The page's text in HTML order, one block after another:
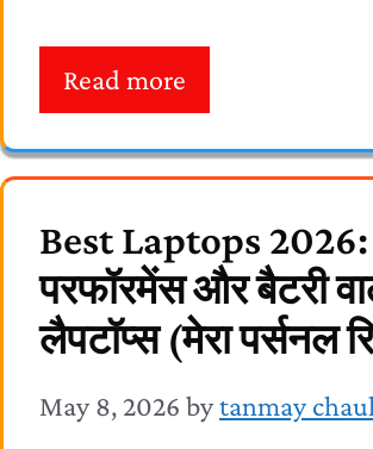
Read more
Best Laptops 2026:
परफॉरमेंस और बैटरी
लैपटॉप्स (मेरा पर्सनल
May 8, 2026 bytanmay